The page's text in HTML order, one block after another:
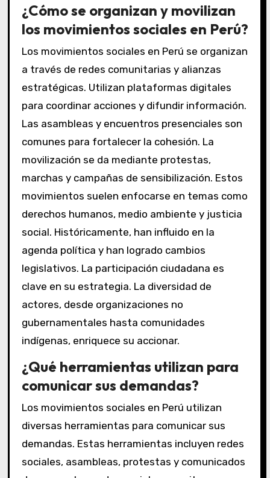
¿Cómo se organizan y movilizan
los movimientos sociales en Perú?
Los movimientos sociales en Perú se organizan
a través de redes comunitarias y alianzas
estratégicas. Utilizan plataformas digitales
para coordinar acciones y difundir información.
Las asambleas y encuentros presenciales son
comunes para fortalecer la cohesión. La
movilización se da mediante protestas,
marchas y campañas de sensibilización. Estos
movimientos suelen enfocarse en temas como
derechos humanos, medio ambiente y justicia
social. Históricamente, han influido en la
agenda política y han logrado cambios
legislativos. La participación ciudadana es
clave en su estrategia. La diversidad de
actores, desde organizaciones no
gubernamentales hasta comunidades
indígenas, enriquece su accionar.
¿Qué herramientas utilizan para
comunicar sus demandas?
Los movimientos sociales en Perú utilizan
diversas herramientas para comunicar sus
demandas. Estas herramientas incluyen redes
sociales, asambleas, protestas y comunicados